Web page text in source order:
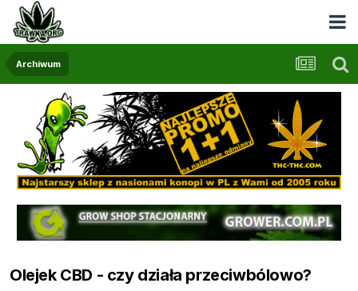
Archiwum
Olejek CBD - czy działa przeciwbólowo?